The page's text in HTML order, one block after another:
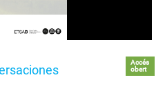
Accés
obert